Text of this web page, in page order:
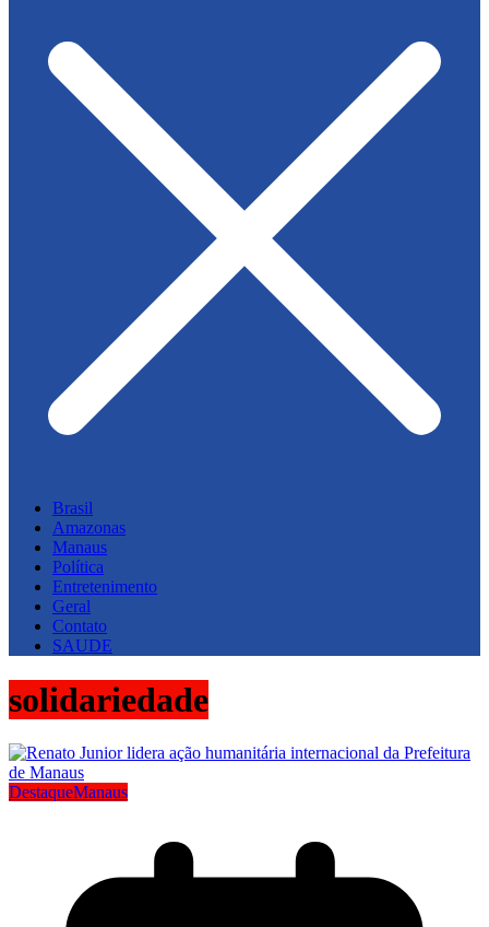
Brasil
Amazonas
Manaus
Política
Entretenimento
Geral
Contato
SAUDE
solidariedade
DestaqueManaus